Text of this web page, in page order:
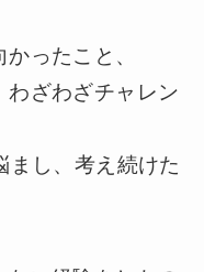
ったこと、
ざわざチャレン
し、考え続けた